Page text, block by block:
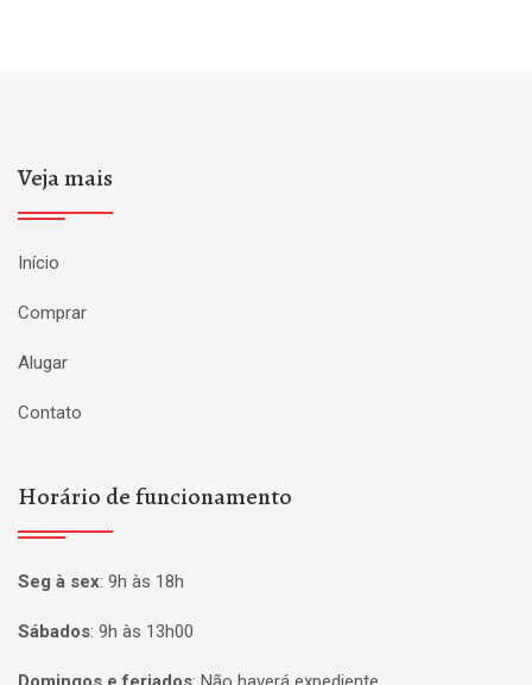
Veja mais
Início
Comprar
Alugar
Contato
Horário de funcionamento
Seg à sex: 9h às 18h
Sábados: 9h às 13h00